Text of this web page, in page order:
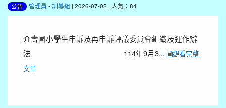
公告 管理員 -訓導組 | 2026-07-02 | 人氣：84
介壽國小學生申訴及再申訴評議委員會組織及運作辦
法 114年9月3...
觀看完整
文章